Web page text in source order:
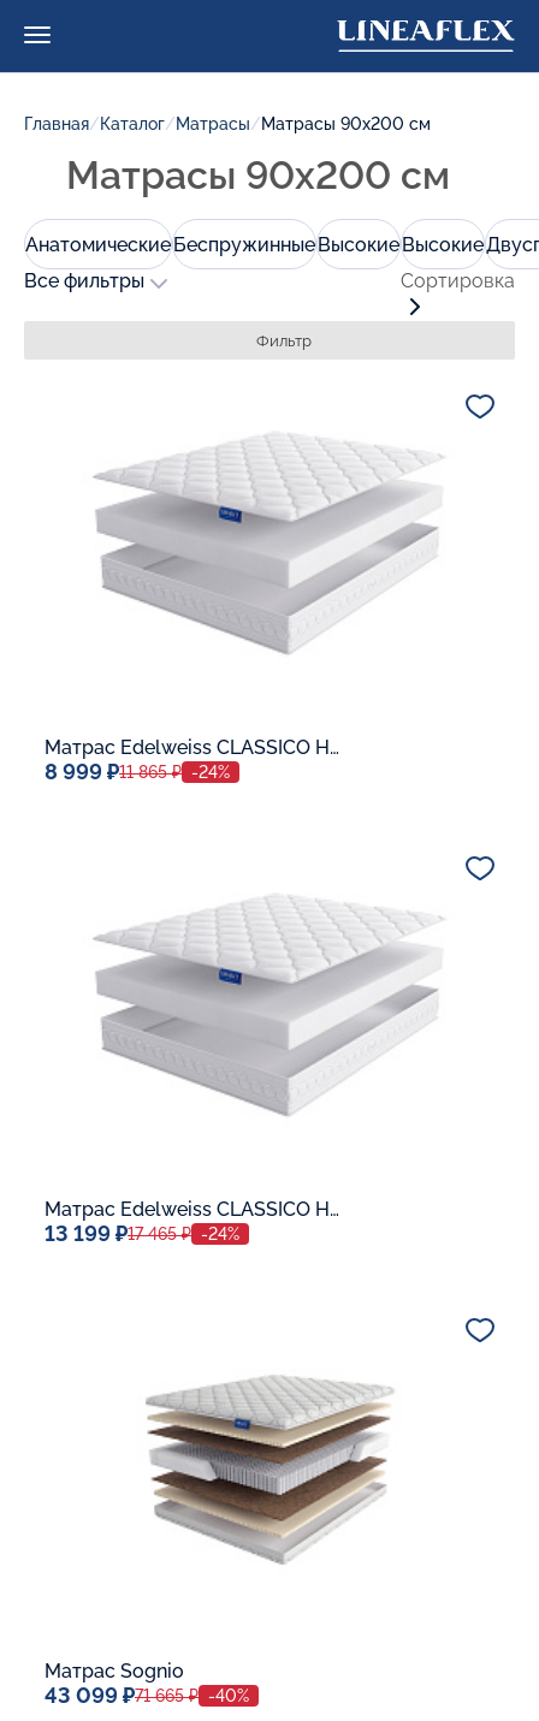
Главная/Каталог/Матрасы/Матрасы 90х200 см
Матрасы 90х200 см
АнатомическиеБеспружинныеВысокиеВысокие
Все фильтры
Сортировка
Фильтр
Матрас Edelweiss CLASSICO H-10
8 999 ₽11 865 ₽ -24%
В корзину
Матрас Edelweiss CLASSICO H-20
13 199 ₽17 465 ₽ -24%
В корзину
Матрас Sognio
43 099 ₽71 665 ₽ -40%